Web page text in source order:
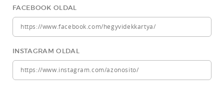
FACEBOOK OLDAL
INSTAGRAM OLDAL